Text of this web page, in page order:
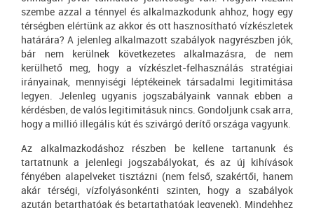
szembe azzal a ténnyel és alkalmazkodunk ahhoz, hogy egy
térségben elértünk az akkor és ott hasznosítható vízkészletek
határára? A jelenleg alkalmazott szabályok nagyrészben jók,
bár nem kerülnek következetes alkalmazásra, de nem
kerülhető meg, hogy a vízkészlet-felhasználás stratégiai
irányainak, mennyiségi léptékeinek társadalmi legitimitása
legyen. Jelenleg ugyanis jogszabályaink vannak ebben a
kérdésben, de valós legitimitásuk nincs. Gondoljunk csak arra,
hogy a millió illegális kút és szivárgó derítő országa vagyunk.
Az alkalmazkodáshoz részben be kellene tartanunk és
tartatnunk a jelenlegi jogszabályokat, és az új kihívások
fényében alapelveket tisztázni (nem felső, szakértői, hanem
akár térségi, vízfolyásonkénti szinten, hogy a szabályok
azután betarthatóak és betartathatóak legyenek). Mindehhez